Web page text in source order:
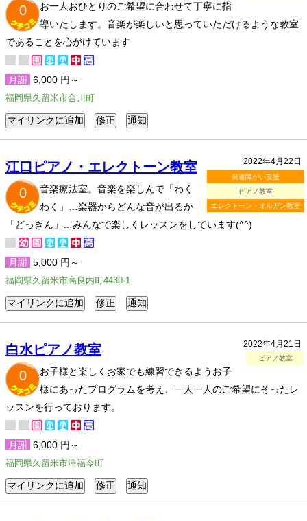
0
お一人おひとりのご希望に合わせて丁寧に指
導いたします。音楽が楽しいと思っていただけるような教室
であることを心がけています
月謝 6,000 円～
福岡県久留米市合川町
2022年4月22日
発達障がい支援
ピアノ教室
エレクトーン・オルガン教室
江口ピアノ・エレクトーン教室
0
音楽療法室。音楽を楽しんで「わく
わく」…楽器からどんな音が出るか
「どっきん」…みんなで楽しくレッスンをしています(^^)
月謝 5,000 円～
福岡県久留米市高良内町4430-1
2022年4月21日
ピアノ教室
白水ピアノ教室
0
お子様と楽しくお家でも練習できるようお子
様にあったプログラムを考え、一人一人のご希望にそったレ
ッスンを行っております。
月謝 6,000 円～
福岡県久留米市津福今町